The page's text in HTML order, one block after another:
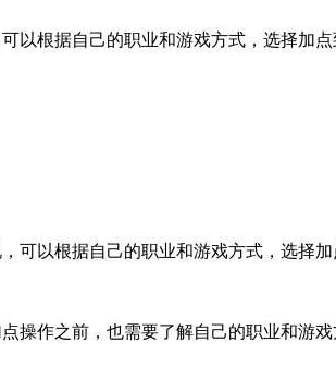
以根据自己的职业和游戏方式，选择加点
以根据自己的职业和游戏方式，选择加
作之前，也需要了解自己的职业和游戏